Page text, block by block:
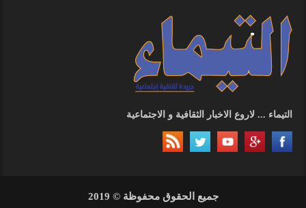
التيماء ... لاروع الاخبار الثقافية و الاجتماعية
جميع الحقوق محفوظة © 2019